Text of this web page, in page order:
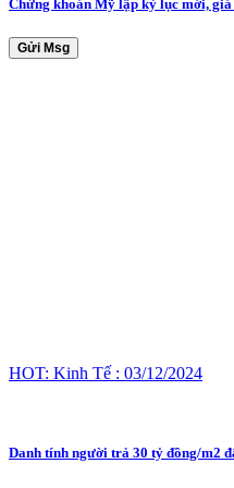
Chứng khoán Mỹ lập kỷ lục mới,
Gửi Msg
HOT: Kinh Tế : 03/12/2024
Danh tính người trả 30 tỷ đồng/m2